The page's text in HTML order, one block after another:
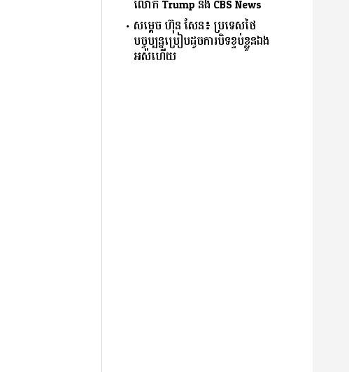
លោក Trump និង CBS News
សម្តេច ហ៊ុន សែន៖ ប្រទេស​ថៃ​
បច្ចុប្បន្នប្រៀបដូចការបិទខ្ទប់ខ្លួនឯង
អស់ហើយ